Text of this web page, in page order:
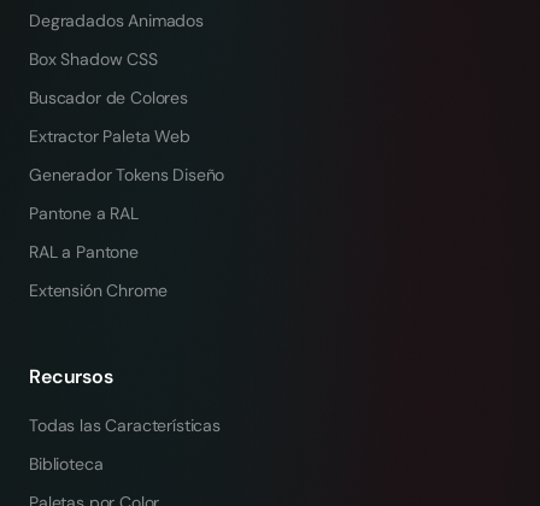
Degradados Animados
Box Shadow CSS
Buscador de Colores
Extractor Paleta Web
Generador Tokens Diseño
Pantone a RAL
RAL a Pantone
Extensión Chrome
Recursos
Todas las Características
Biblioteca